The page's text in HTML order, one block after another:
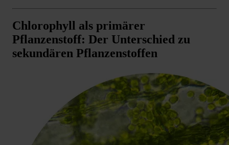
Chlorophyll als primärer
Pflanzenstoff: Der Unterschied zu
sekundären Pflanzenstoffen